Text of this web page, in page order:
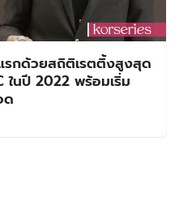
กด้วยสถิติเรตติ้งสูงสุด
ในปี 2022 พร้อมเริ่ม
ด